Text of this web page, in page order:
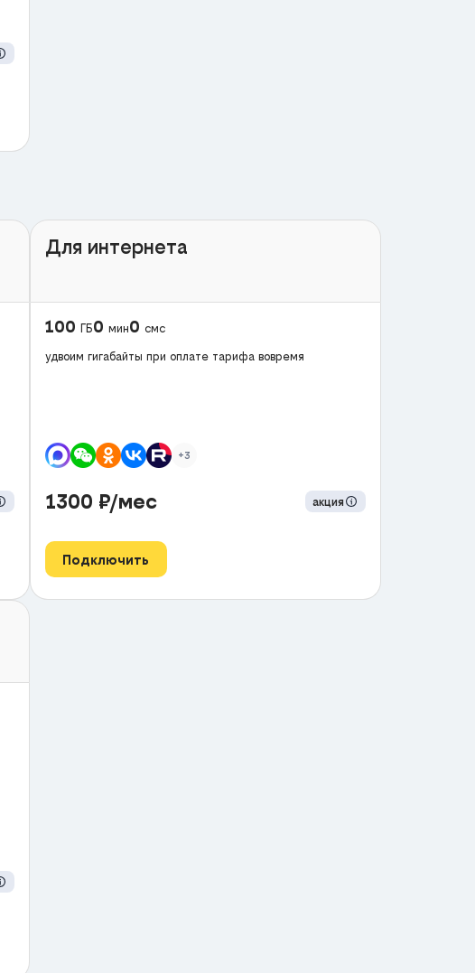
Для интернета
100 ГБ0 мин0 смс
удвоим гигабайты при оплате тарифа вовремя
+3
1300 ₽/мес акция
Подключить